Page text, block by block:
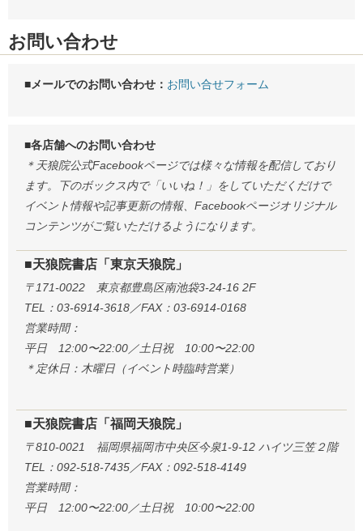
お問い合わせ
■メールでのお問い合わせ： お問い合せフォーム
■各店舗へのお問い合わせ
＊天狼院公式Facebookページでは様々な情報を配信しており
ます。下のボックス内で「いいね！」をしていただくだけで
イベント情報や記事更新の情報、Facebookページオリジナル
コンテンツがご覧いただけるようになります。
■天狼院書店「東京天狼院」
〒171-0022 東京都豊島区南池袋3-24-16 2F
TEL：03-6914-3618／FAX：03-6914-0168
営業時間：
平日 12:00〜22:00／土日祝 10:00〜22:00
＊定休日：木曜日（イベント時臨時営業）
■天狼院書店「福岡天狼院」
〒810-0021 福岡県福岡市中央区今泉1-9-12 ハイツ三笠２階
TEL：092-518-7435／FAX：092-518-4149
営業時間：
平日 12:00〜22:00／土日祝 10:00〜22:00